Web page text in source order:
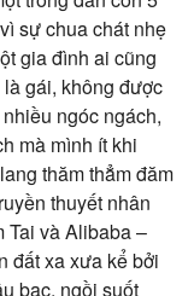
sự chua chát nhẹ
gia đình ai cũng
gái, không được
ngóc ngách,
mà mình ít khi
thăm thẳm đăm
thuyết nhân
Tai và Alibaba –
đất xa xưa kể bởi
bạc, ngồi suốt